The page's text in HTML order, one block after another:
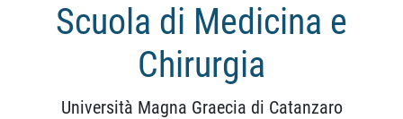
Scuola di Medicina e
Chirurgia
Università Magna Graecia di Catanzaro